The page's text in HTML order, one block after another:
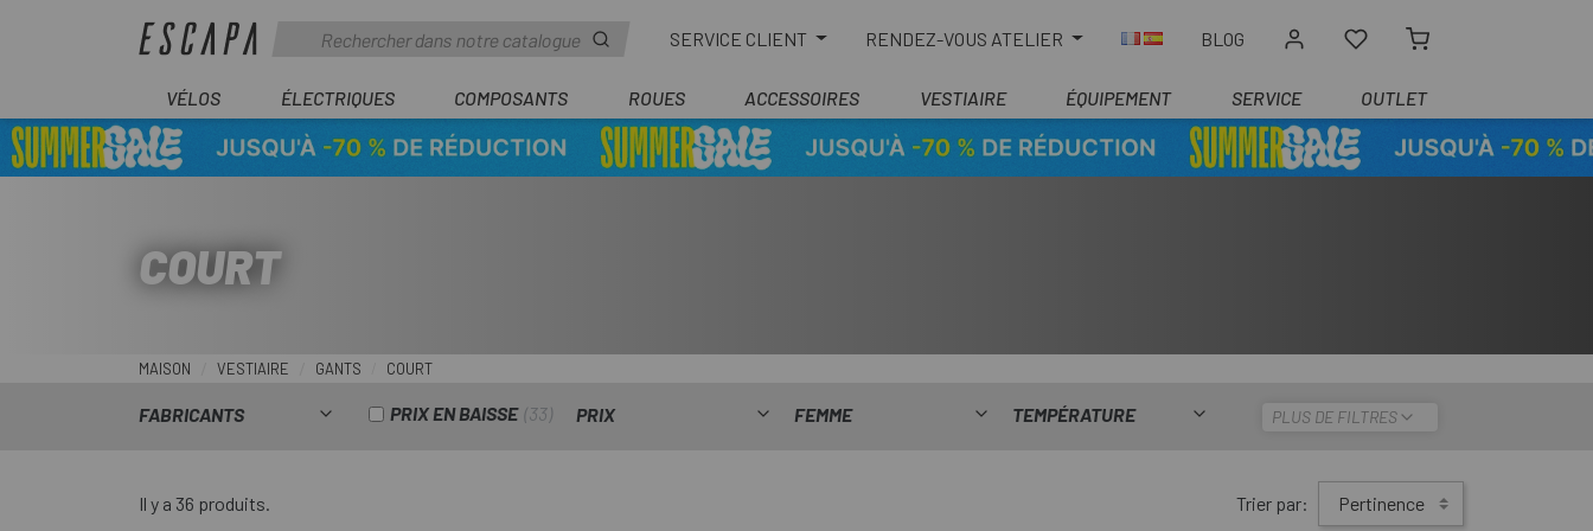
SERVICE CLIENT RENDEZ-VOUS ATELIER BLOG
VÉLOS ÉLECTRIQUES COMPOSANTS ROUES ACCESSOIRES VESTIAIRE ÉQUIPEMENT SERVICE OUTLET
COURT
MAISON VESTIAIRE GANTS COURT
FABRICANTS PRIX EN BAISSE 33 PRIX FEMME TEMPÉRATURE PLUS DE FILTRES
Il y a 36 produits. Trier par: Pertinence